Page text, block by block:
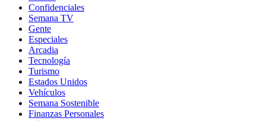
Confidenciales
Semana TV
Gente
Especiales
Arcadia
Tecnología
Turismo
Estados Unidos
Vehículos
Semana Sostenible
Finanzas Personales